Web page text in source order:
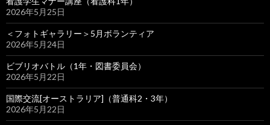
2026年5月25日
＜フォトギャラリー＞5月ボランティア
2026年5月24日
ビブリオバトル（1年・図書委員会）
2026年5月22日
国際交流[オーストラリア]（普通科2・3年）
2026年5月22日